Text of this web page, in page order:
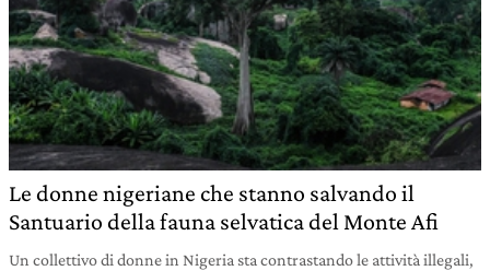
Le donne nigeriane che stanno salvando il
Santuario della fauna selvatica del Monte Afi
Un collettivo di donne in Nigeria sta contrastando le attività illegali,